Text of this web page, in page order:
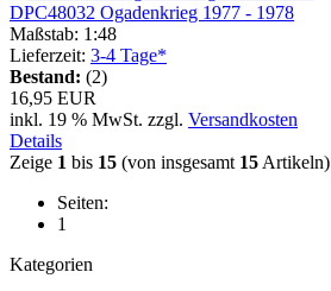
DPC48032 Ogadenkrieg 1977 - 1978
Maßstab: 1:48
Lieferzeit: 3-4 Tage*
Bestand: (2)
16,95 EUR
inkl. 19 % MwSt. zzgl. Versandkosten
Details
Zeige 1 bis 15 (von insgesamt 15 Artikeln)
Seiten:
1
Kategorien